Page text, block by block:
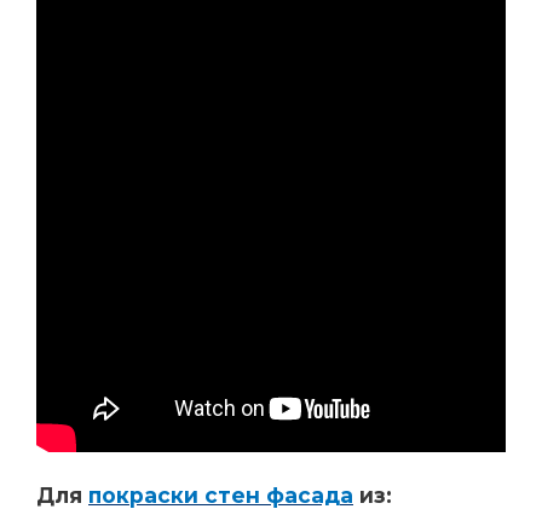
Для покраски стен фасада из: